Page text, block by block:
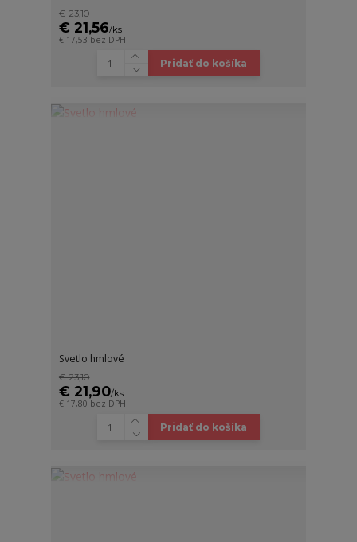
€ 23,10
€ 21,56/ks
€ 17,53 bez DPH
Pridať do košíka
Svetlo hmlové
€ 23,10
€ 21,90/ks
€ 17,80 bez DPH
Pridať do košíka